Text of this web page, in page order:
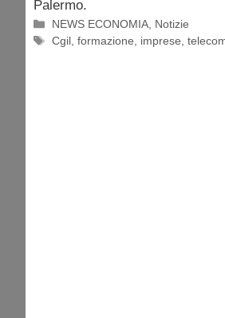
Palermo.
Categorie
NEWS ECONOMIA, Notizie
Tag
Cgil,formazione, imprese,